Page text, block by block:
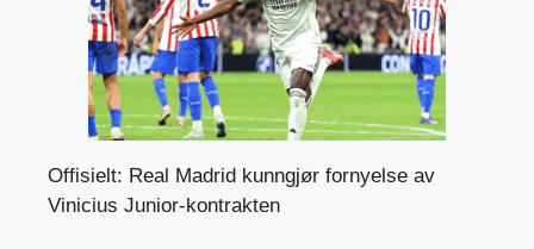
Offisielt: Real Madrid kunngjør fornyelse av
Vinicius Junior-kontrakten